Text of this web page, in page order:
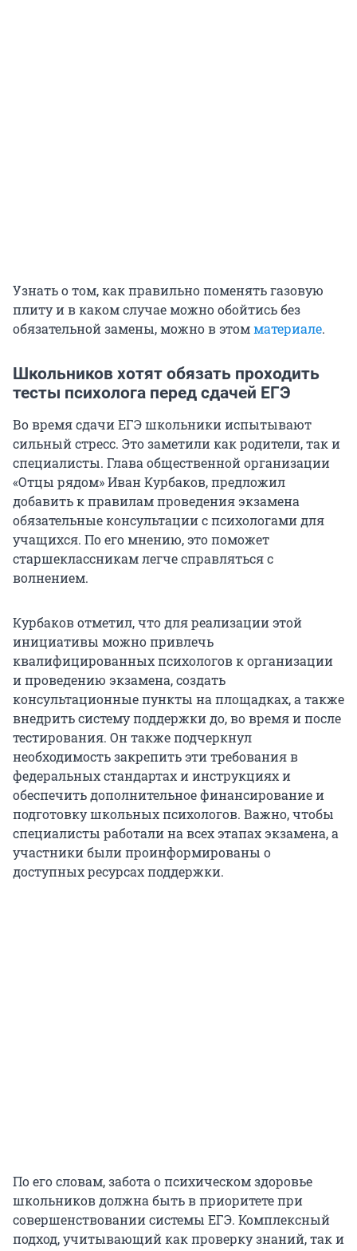
Узнать о том, как правильно поменять газовую
плиту и в каком случае можно обойтись без
обязательной замены, можно в этомматериале.
Школьников хотят обязать проходить
тесты психолога перед сдачей ЕГЭ
Во время сдачи ЕГЭ школьники испытывают
сильный стресс. Это заметили как родители, так и
специалисты. Глава общественной организации
«Отцы рядом» Иван Курбаков, предложил
добавить к правилам проведения экзамена
обязательные консультации с психологами для
учащихся. По его мнению, это поможет
старшеклассникам легче справляться с
волнением.
Курбаков отметил, что для реализации этой
инициативы можно привлечь
квалифицированных психологов к организации
и проведению экзамена, создать
консультационные пункты на площадках, а также
внедрить систему поддержки до, во время и после
тестирования. Он также подчеркнул
необходимость закрепить эти требования в
федеральных стандартах и инструкциях и
обеспечить дополнительное финансирование и
подготовку школьных психологов. Важно, чтобы
специалисты работали на всех этапах экзамена, а
участники были проинформированы о
доступных ресурсах поддержки.
По его словам, забота о психическом здоровье
школьников должна быть в приоритете при
совершенствовании системы ЕГЭ. Комплексный
подход, учитывающий как проверку знаний, так и